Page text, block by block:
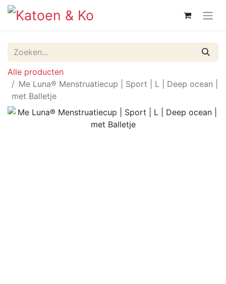
Alle producten
Me Luna® Menstruatiecup | Sport | L | Deep ocean |
met Balletje